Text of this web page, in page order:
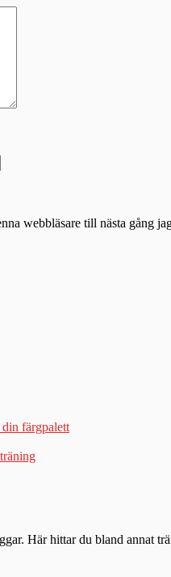
webbläsare till nästa gång
färgpalett
Här hittar du bland annat